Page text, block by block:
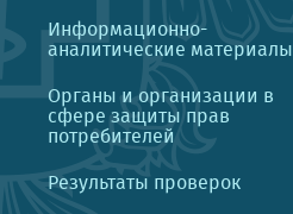
Информационно-
аналитические материалы
Органы и организации в
сфере защиты прав
потребителей
Результаты проверок